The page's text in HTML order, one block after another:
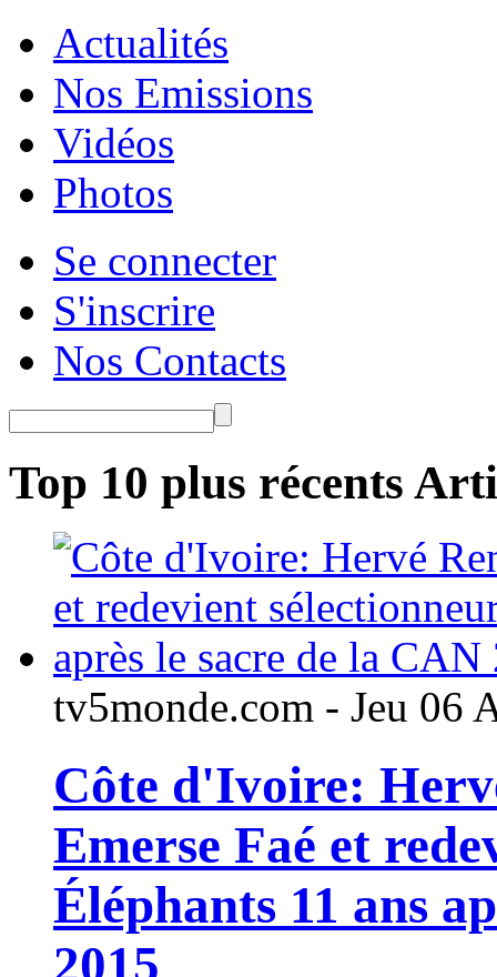
Actualités
Nos Emissions
Vidéos
Photos
Se connecter
S'inscrire
Nos Contacts
Top 10 plus récents
tv5monde.com - Jeu 06
Côte d'Ivoire:
Emerse Faé et
Éléphants 11 ans
2015